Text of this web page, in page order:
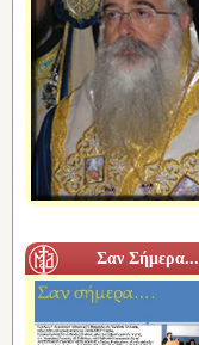
Σαν Σήμερα...